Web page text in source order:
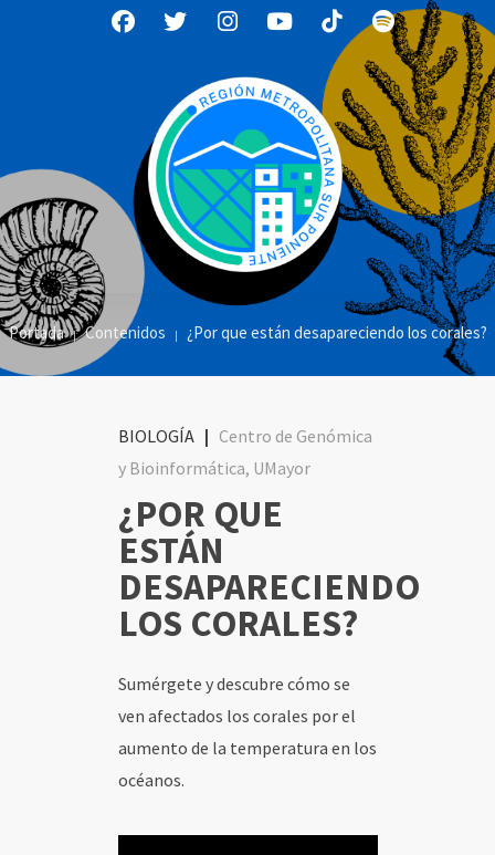
CONTENIDOS
USUARIOS
Portada Contenidos ¿Por que están desapareciendo los corales?
BIOLOGÍA | Centro de Genómica
y Bioinformática, UMayor
¿POR QUE
ESTÁN
DESAPARECIENDO
LOS CORALES?
Sumérgete y descubre cómo se
ven afectados los corales por el
aumento de la temperatura en los
océanos.